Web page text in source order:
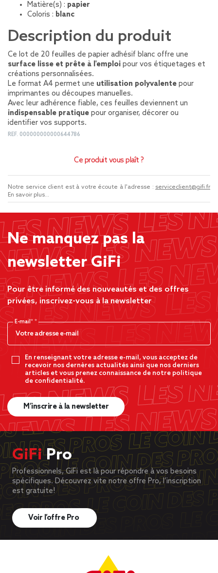
Matière(s) : papier
Coloris : blanc
Description du produit
Ce lot de 20 feuilles de papier adhésif blanc offre une
surface lisse et prête à l'emploi pour vos étiquetages et
créations personnalisées.
Le format A4 permet une utilisation polyvalente pour
imprimantes ou découpes manuelles.
Avec leur adhérence fiable, ces feuilles deviennent un
indispensable pratique pour organiser, décorer ou
identifier vos supports.
REF. 000000000000644786
Ce produit vous plaît ?
Notre service client est à votre écoute à l'adresse : serviceclient@gifi.fr
En savoir plus...
Ne manquez pas la
newsletter GiFi
Pour être informé des nouveautés et des offres
privées, inscrivez-vous à la newsletter
E-mail*
En renseignant votre adresse e-mail, vous acceptez de
recevoir nos dernères actualités ainsi que nos derniers
articles et vous prenez connaissance de notre politique
de confidentialité.
M’inscrire à la newsletter
GiFiPro
Professionnels, GiFi est là pour répondre à vos besoins
spécifiques. Découvrez vite notre offre Pro, l’inscription
est gratuite!
Voir l’offre Pro